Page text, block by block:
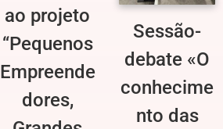
ao projeto
“Pequenos
Empreende
dores,
Sessão-
debate «O
conhecime
nto das